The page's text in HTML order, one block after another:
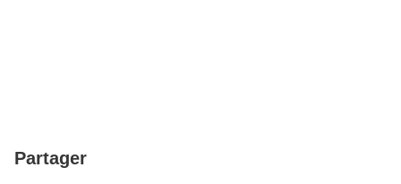
Partager